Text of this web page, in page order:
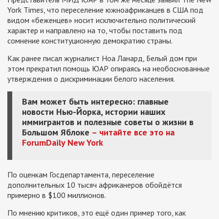
York Times, что переселение южноафриканцев в США под
видом «беженцев» носит исключительно политический
характер и направлено на то, чтобы поставить под
сомнение конституционную демократию страны.
Как ранее писал журналист Ноа Ланард, Белый дом при
этом прекратил помощь ЮАР опираясь на необоснованные
утверждения о дискриминации белого населения.
Вам может быть интересно: главные
новости Нью-Йорка, истории наших
иммигрантов и полезные советы о жизни в
Большом Яблоке – читайте все это на
ForumDaily New York
По оценкам Госдепартамента, переселение
дополнительных 10 тысяч африканеров обойдётся
примерно в $100 миллионов.
По мнению критиков, это ещё один пример того, как